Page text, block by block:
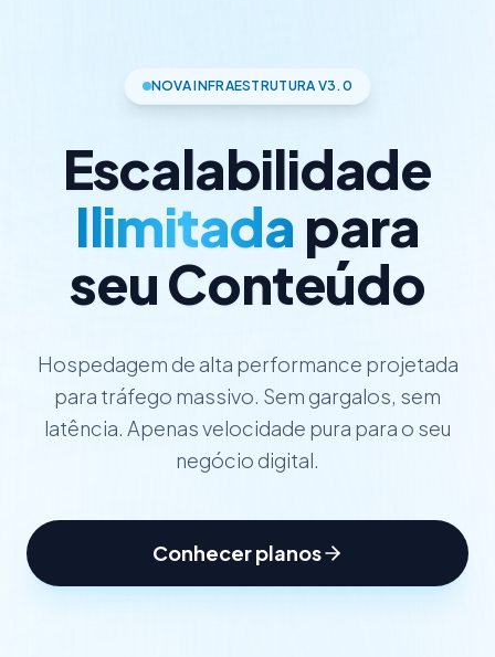
NOVA INFRAESTRUTURA V3.0
Escalabilidade
Ilimitada para
seu Conteúdo
Hospedagem de alta performance projetada
para tráfego massivo. Sem gargalos, sem
latência. Apenas velocidade pura para o seu
negócio digital.
Conhecer planos